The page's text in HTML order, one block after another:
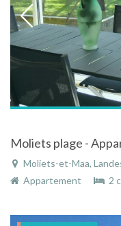
Moliets-et-Maa,
Appartement
2